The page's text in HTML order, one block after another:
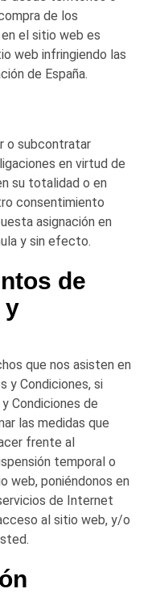
de los
el sitio web es
web infringiendo las
de España.
o subcontratar
en virtud de
su totalidad o en
consentimiento
asignación en
y sin efecto.
de
y
que nos asisten en
y Condiciones, si
Condiciones de
las medidas que
frente al
temporal o
web, poniéndonos en
de Internet
al sitio web, y/o